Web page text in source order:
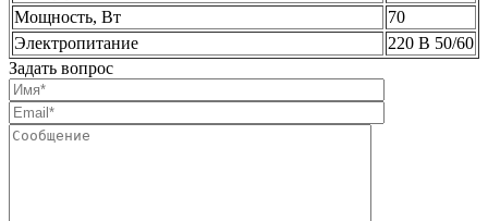
Мощность, Вт
70
Электропитание
220 В 50/60
Задать вопрос